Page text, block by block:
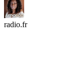
radio.fr